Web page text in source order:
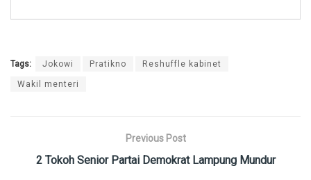
Tags: Jokowi Pratikno Reshuffle kabinet
Wakil menteri
Previous Post
2 Tokoh Senior Partai Demokrat Lampung Mundur